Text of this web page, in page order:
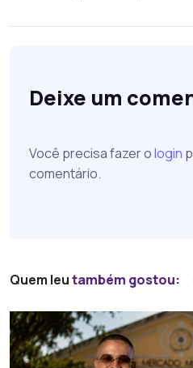
Deixe um
Você precisa fazer ologin
comentário.
Quem leutambém gostou: